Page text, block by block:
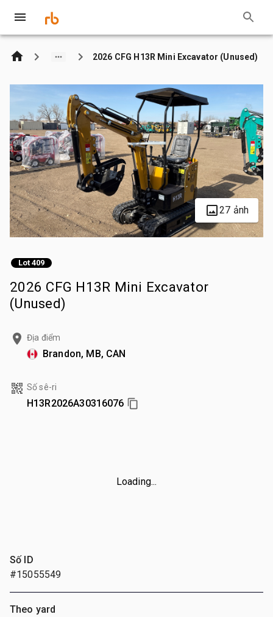
2026 CFG H13R Mini Excavator (Unused)
27 ảnh
Lot 409
2026 CFG H13R Mini Excavator
(Unused)
Địa điểm
Brandon, MB, CAN
Số sê-ri
H13R2026A30316076
Loading...
Số ID
#15055549
Theo yard